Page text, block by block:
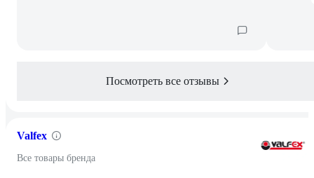
Посмотреть все отзывы
Valfex
Все товары бренда